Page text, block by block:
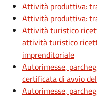
Attività produttiva:
Attività produttiva:
Attività turistico
attività turistico
imprenditoriale
Autorimesse,
certificata di avvio
Autorimesse,